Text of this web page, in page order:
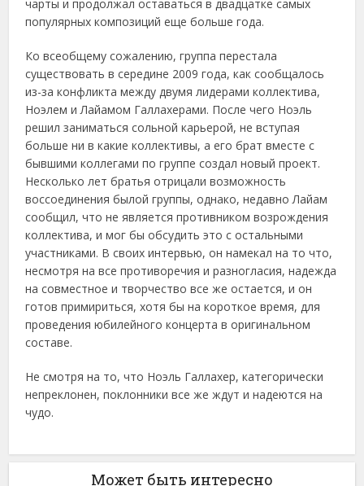
чарты и продолжал оставаться в двадцатке самых
популярных композиций еще больше года.
Ко всеобщему сожалению, группа перестала
существовать в середине 2009 года, как сообщалось
из-за конфликта между двумя лидерами коллектива,
Ноэлем и Лайамом Галлахерами. После чего Ноэль
решил заниматься сольной карьерой, не вступая
больше ни в какие коллективы, а его брат вместе с
бывшими коллегами по группе создал новый проект.
Несколько лет братья отрицали возможность
воссоединения былой группы, однако, недавно Лайам
сообщил, что не является противником возрождения
коллектива, и мог бы обсудить это с остальными
участниками. В своих интервью, он намекал на то что,
несмотря на все противоречия и разногласия, надежда
на совместное и творчество все же остается, и он
готов примириться, хотя бы на короткое время, для
проведения юбилейного концерта в оригинальном
составе.
Не смотря на то, что Ноэль Галлахер, категорически
непреклонен, поклонники все же ждут и надеются на
чудо.
Может быть интересно